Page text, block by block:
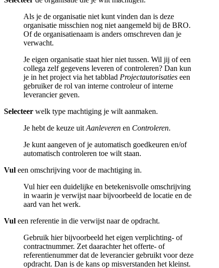
Als je de organisatie niet kunt vinden dan is deze
organisatie misschien nog niet aangemeld bij de BRO.
Of de organisatienaam is anders omschreven dan je
verwacht.
Je eigen organisatie staat hier niet tussen. Wil jij of een
collega zelf gegevens leveren of controleren? Dan kun
je in het project via het tabblad Projectautorisaties een
gebruiker de rol van interne controleur of interne
leverancier geven.
Selecteer welk type machtiging je wilt aanmaken.
Je hebt de keuze uit Aanleveren en Controleren.
Je kunt aangeven of je automatisch goedkeuren en/of
automatisch controleren toe wilt staan.
Vul een omschrijving voor de machtiging in.
Vul hier een duidelijke en betekenisvolle omschrijving
in waarin je verwijst naar bijvoorbeeld de locatie en de
aard van het werk.
Vul een referentie in die verwijst naar de opdracht.
Gebruik hier bijvoorbeeld het eigen verplichting- of
contractnummer. Zet daarachter het offerte- of
referentienummer dat de leverancier gebruikt voor deze
opdracht. Dan is de kans op misverstanden het kleinst.